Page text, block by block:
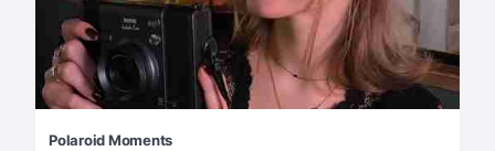
Polaroid Moments